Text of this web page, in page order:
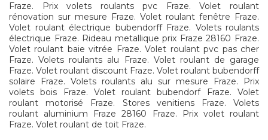
Fraze. Prix volets roulants pvc Fraze. Volet roulant
rénovation sur mesure Fraze. Volet roulant fenêtre Fraze.
Volet roulant électrique bubendorff Fraze. Volets roulants
électrique Fraze. Rideau metallique prix Fraze 28160 Fraze.
Volet roulant baie vitrée Fraze. Volet roulant pvc pas cher
Fraze. Volets roulants alu Fraze. Volet roulant de garage
Fraze. Volet roulant discount Fraze. Volet roulant bubendorff
solaire Fraze. Volets roulants alu sur mesure Fraze. Prix
volets bois Fraze. Volet roulant bubendorf Fraze. Volet
roulant motorisé Fraze. Stores venitiens Fraze. Volets
roulant aluminium Fraze 28160 Fraze. Prix volet roulant
Fraze. Volet roulant de toit Fraze.